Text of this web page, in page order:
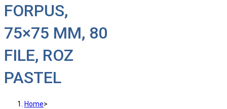
FORPUS,
75×75 MM, 80
FILE, ROZ
PASTEL
Home>